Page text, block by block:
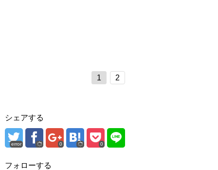
1 2
シェアする
error 0 0
フォローする